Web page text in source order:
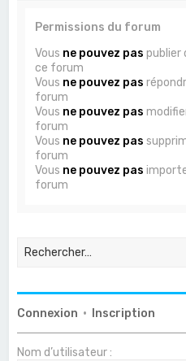
Permissions du forum
Vous ne pouvez pas publier
ce forum
Vous ne pouvez pas
forum
Vous ne pouvez pas
forum
Vous ne pouvez pas
forum
Vous ne pouvez pas
forum
Connexion • Inscription
Nom d’utilisateur :